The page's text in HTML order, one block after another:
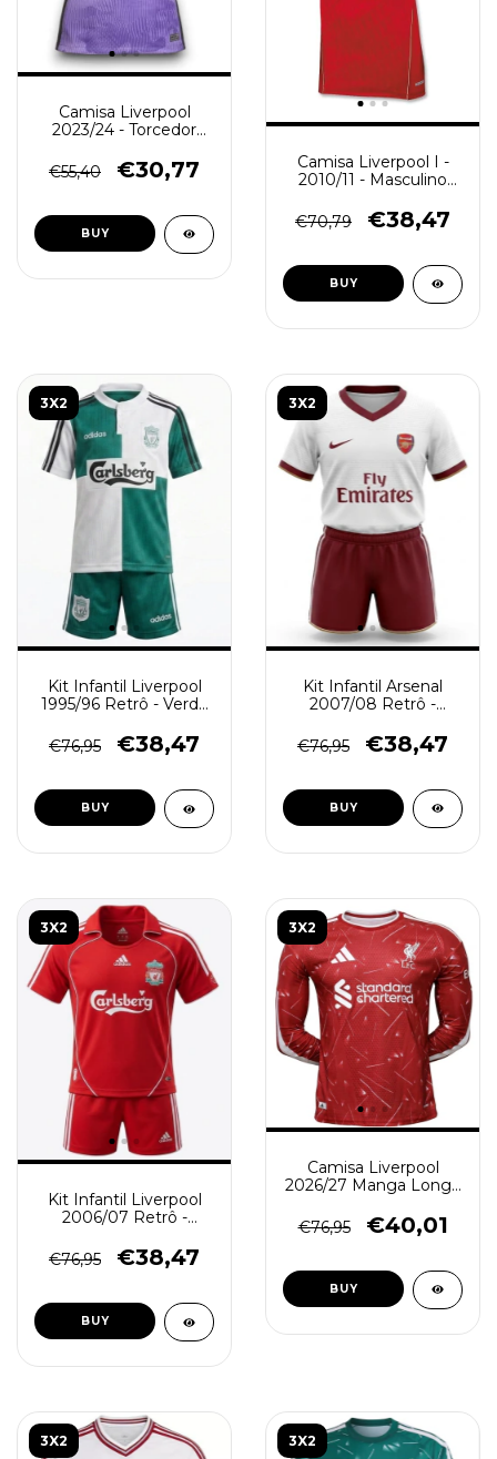
Camisa Liverpool
2023/24 - Torcedor
€55,40
€30,77
BUY
Camisa Liverpool I -
2010/11 - Masculino
€70,79
€38,47
BUY
3X2
Kit Infantil Liverpool
1995/96 Retrô - Verde
€76,95
€38,47
BUY
3X2
Kit Infantil Arsenal
2007/08 Retrô -
€76,95
€38,47
BUY
3X2
Kit Infantil Liverpool
2006/07 Retrô -
€76,95
€38,47
BUY
3X2
Camisa Liverpool
2026/27 Manga Longa
Vermelha
€76,95 €40,01
BUY
3X2 3X2